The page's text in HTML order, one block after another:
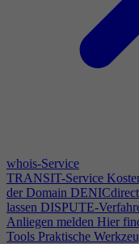
whois-Service
TRANSIT-Service
der Domain DENICdirect
lassen DISPUTE-
Anliegen melden Hier
Tools Praktische